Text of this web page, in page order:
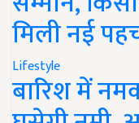
मिली नई
Lifestyle
बारिश में